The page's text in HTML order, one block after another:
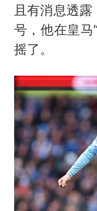
且有消息透
号，他在皇马
摇了。